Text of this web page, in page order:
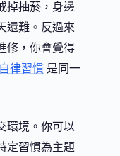
掉抽菸，身邊
還難。反過來
修，你會覺得
律習慣 是同一
環境。你可以
定習慣為主題